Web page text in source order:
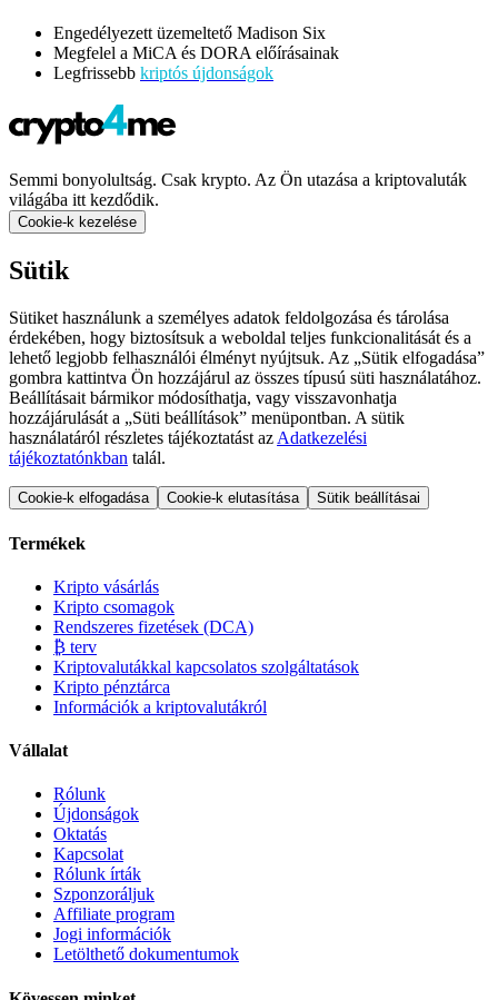
Engedélyezett üzemeltető Madison Six
Megfelel a MiCA és DORA előírásainak
Legfrissebb kriptós újdonságok
Semmi bonyolultság. Csak krypto. Az Ön utazása a kriptovaluták
világába itt kezdődik.
Cookie-k kezelése
Sütik
Sütiket használunk a személyes adatok feldolgozása és tárolása
érdekében, hogy biztosítsuk a weboldal teljes funkcionalitását és a
lehető legjobb felhasználói élményt nyújtsuk. Az „Sütik elfogadása”
gombra kattintva Ön hozzájárul az összes típusú süti használatához.
Beállításait bármikor módosíthatja, vagy visszavonhatja
hozzájárulását a „Süti beállítások” menüpontban. A sütik
használatáról részletes tájékoztatást az Adatkezelési
tájékoztatónkban talál.
Cookie-k elfogadása Cookie-k elutasítása Sütik beállításai
Termékek
Kripto vásárlás
Kripto csomagok
Rendszeres fizetések (DCA)
₿ terv
Kriptovalutákkal kapcsolatos szolgáltatások
Kripto pénztárca
Információk a kriptovalutákról
Vállalat
Rólunk
Újdonságok
Oktatás
Kapcsolat
Rólunk írták
Szponzoráljuk
Affiliate program
Jogi információk
Letölthető dokumentumok